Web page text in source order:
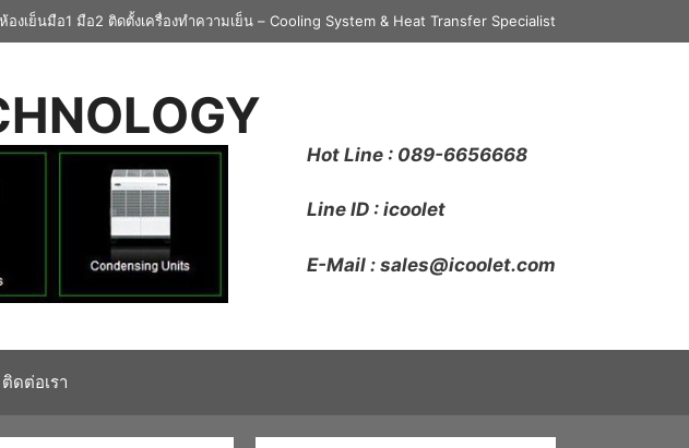
องเย็นมือ1 มือ2 ติดตั้งเครื่องทำความเย็น – Cooling System & Heat Transfer Specialist
Hot Line : 089-6656668
Line ID : icoolet
E-Mail : sales@icoolet.com
ติดต่อเรา